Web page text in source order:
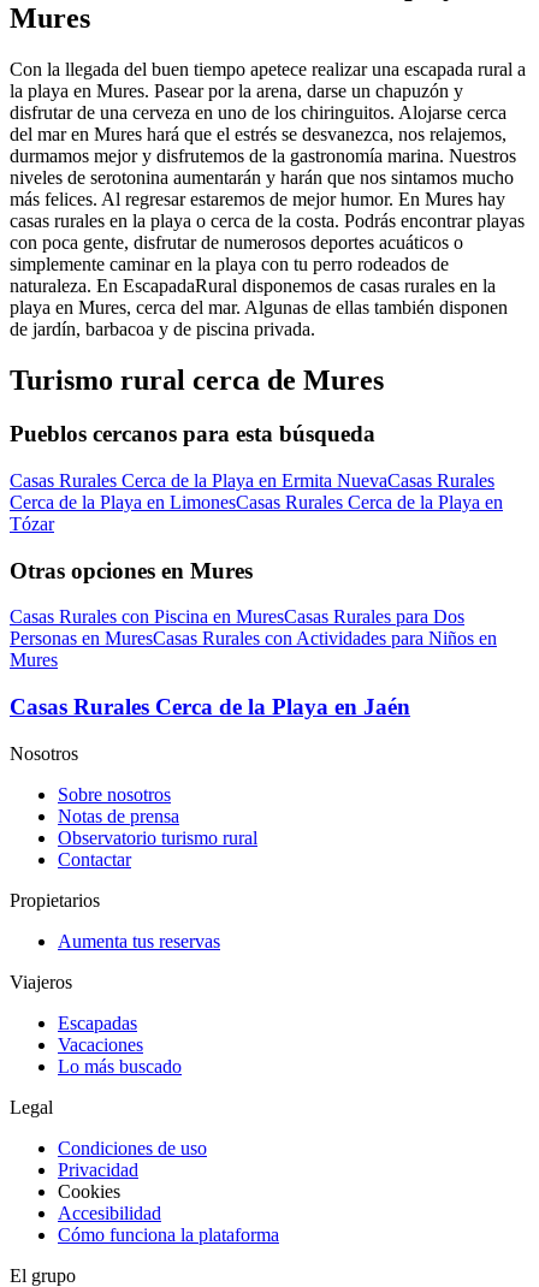
Mures
Con la llegada del buen tiempo apetece realizar una escapada rural a
la playa en Mures. Pasear por la arena, darse un chapuzón y
disfrutar de una cerveza en uno de los chiringuitos. Alojarse cerca
del mar en Mures hará que el estrés se desvanezca, nos relajemos,
durmamos mejor y disfrutemos de la gastronomía marina. Nuestros
niveles de serotonina aumentarán y harán que nos sintamos mucho
más felices. Al regresar estaremos de mejor humor. En Mures hay
casas rurales en la playa o cerca de la costa. Podrás encontrar playas
con poca gente, disfrutar de numerosos deportes acuáticos o
simplemente caminar en la playa con tu perro rodeados de
naturaleza. En EscapadaRural disponemos de casas rurales en la
playa en Mures, cerca del mar. Algunas de ellas también disponen
de jardín, barbacoa y de piscina privada.
Turismo rural cerca de Mures
Pueblos cercanos para esta búsqueda
Casas Rurales Cerca de la Playa en Ermita NuevaCasas Rurales
Cerca de la Playa en LimonesCasas Rurales Cerca de la Playa en
Tózar
Otras opciones en Mures
Casas Rurales con Piscina en MuresCasas Rurales para Dos
Personas en MuresCasas Rurales con Actividades para Niños en
Mures
Casas Rurales Cerca de la Playa en Jaén
Nosotros
Sobre nosotros
Notas de prensa
Observatorio turismo rural
Contactar
Propietarios
Aumenta tus reservas
Viajeros
Escapadas
Vacaciones
Lo más buscado
Legal
Condiciones de uso
Privacidad
Cookies
Accesibilidad
Cómo funciona la plataforma
El grupo